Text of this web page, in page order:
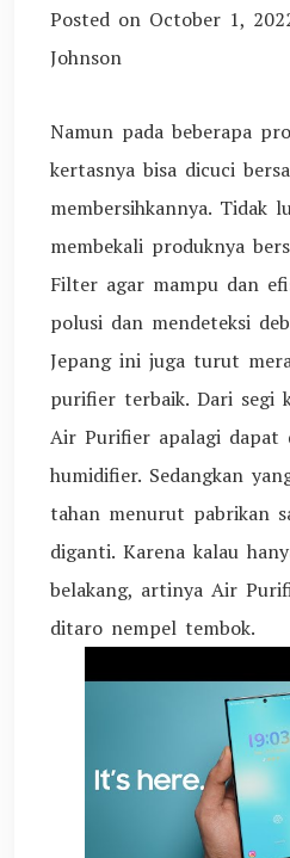
Posted on October 1,
Johnson
Namun pada beberapa
kertasnya bisa dicuci
membersihkannya. Tidak
membekali produknya
Filter agar mampu dan
polusi dan mendeteksi
Jepang ini juga turut
purifier terbaik. Dari segi
Air Purifier apalagi dapat
humidifier. Sedangkan
tahan menurut pabrikan
diganti. Karena kalau
belakang, artinya Air
ditaro nempel tembok.